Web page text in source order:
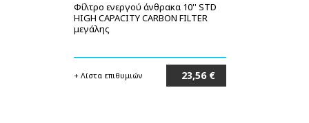
Φίλτρο ενεργού άνθρακα 10'' STD
HIGH CAPACITY CARBON FILTER
μεγάλης
+ Λίστα επιθυμιών 23,56 €